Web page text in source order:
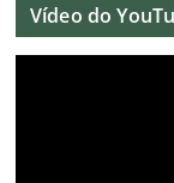
Vídeo do